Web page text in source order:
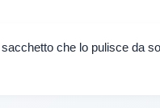
che lo pulisce da